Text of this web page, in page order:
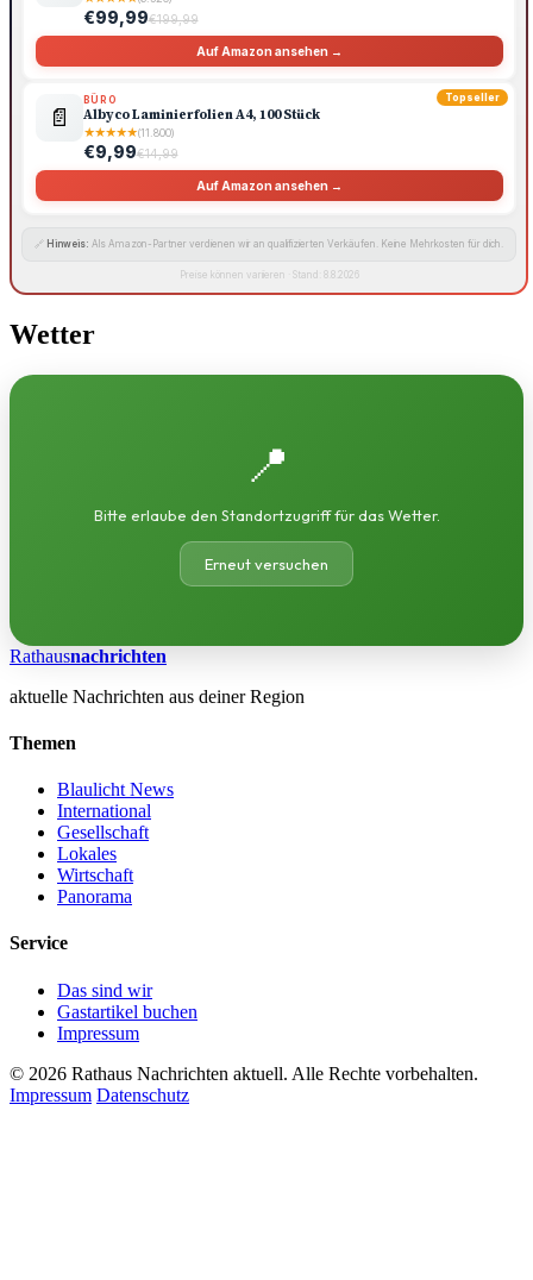
€99,99€199,99
Auf Amazon ansehen →
Topseller
📄
BÜRO
Albyco Laminierfolien A4, 100 Stück
★★★★★(11.800)
€9,99€14,99
Auf Amazon ansehen →
🔗 Hinweis: Als Amazon-Partner verdienen wir an qualifizierten Verkäufen. Keine Mehrkosten für dich.
Preise können variieren · Stand: 8.8.2026
Wetter
📍
Bitte erlaube den Standortzugriff für das Wetter.
Erneut versuchen
Rathausnachrichten
aktuelle Nachrichten aus deiner Region
Themen
Blaulicht News
International
Gesellschaft
Lokales
Wirtschaft
Panorama
Service
Das sind wir
Gastartikel buchen
Impressum
© 2026 Rathaus Nachrichten aktuell. Alle Rechte vorbehalten.
Impressum Datenschutz